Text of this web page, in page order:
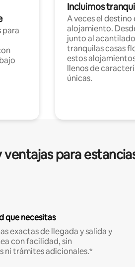
para
Incluimos
A veces el destino
alojamiento.
junto al
tranquilas casas
estos
llenos de
únicas.
para
que necesitas
exactas de llegada y salida y
con facilidad, sin
ni trámites adicionales.*